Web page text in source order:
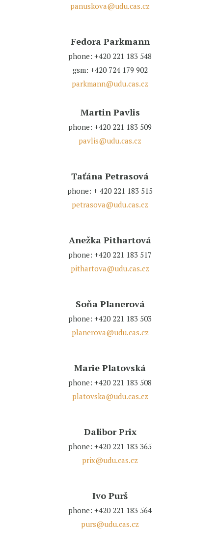
panuskova@udu.cas.cz
Fedora Parkmann
phone: +420 221 183 548
gsm: +420 724 179 902
parkmann@udu.cas.cz
Martin Pavlis
phone: +420 221 183 509
pavlis@udu.cas.cz
Taťána Petrasová
phone: + 420 221 183 515
petrasova@udu.cas.cz
Anežka Pithartová
phone: +420 221 183 517
pithartova@udu.cas.cz
Soňa Planerová
phone: +420 221 183 503
planerova@udu.cas.cz
Marie Platovská
phone: +420 221 183 508
platovska@udu.cas.cz
Dalibor Prix
phone: +420 221 183 365
prix@udu.cas.cz
Ivo Purš
phone: +420 221 183 564
purs@udu.cas.cz